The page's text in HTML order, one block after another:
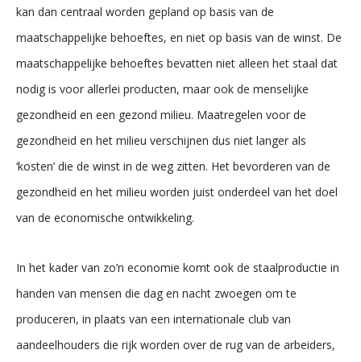
kan dan centraal worden gepland op basis van de
maatschappelijke behoeftes, en niet op basis van de winst. De
maatschappelijke behoeftes bevatten niet alleen het staal dat
nodig is voor allerlei producten, maar ook de menselijke
gezondheid en een gezond milieu. Maatregelen voor de
gezondheid en het milieu verschijnen dus niet langer als
‘kosten’ die de winst in de weg zitten. Het bevorderen van de
gezondheid en het milieu worden juist onderdeel van het doel
van de economische ontwikkeling.
In het kader van zo’n economie komt ook de staalproductie in
handen van mensen die dag en nacht zwoegen om te
produceren, in plaats van een internationale club van
aandeelhouders die rijk worden over de rug van de arbeiders,